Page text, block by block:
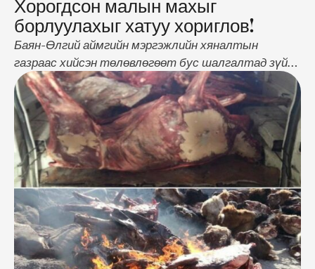
Хорогдсон малын махыг
борлуулахыг хатуу хориглов!
Баян-Өлгий аймгийн мэргэжлийн хяналтын
газраас хийсэн төлөвлөгөөт бус шалгалтад зүй
бусаар малын махыг хадгалж байсныг илрүүлжээ.
Энэ онд баруун аймгуудаар мал хорогдол их байгаа
юм. Хаврын улиралд онд тааруу орсон малууд өвс,
усны бэлчээр муутайгаас өлдөж үхэх тохиолдол
их байдаг. Хорогдсон малын мах худалдаанд
гарвал маш их хүн өвчин тусах боломжтой.
Тиймээс жил бүрийн энэ …